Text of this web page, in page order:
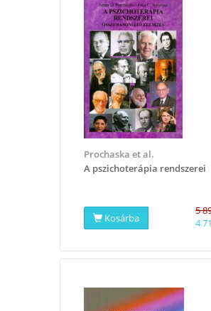
Prochaska et al.
A pszichoterápia rendszerei
Kosárba
5
4